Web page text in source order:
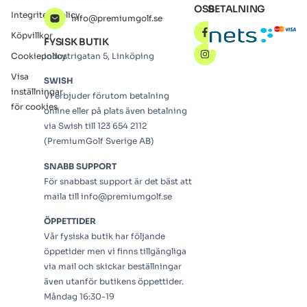
Integritetspolicy
Köpvillkor
Cookiepolicy
Visa
inställningar
för cookies
info@premiumgolf.se
FYSISK BUTIK
Industrigatan 5, Linköping
SWISH
Vi erbjuder förutom betalning
online eller på plats även betalning
via Swish till 123 654 2112
(PremiumGolf Sverige AB)
SNABB SUPPORT
För snabbast support är det bäst att
maila till info@premiumgolf.se
ÖPPETTIDER
Vår fysiska butik har följande
öppetider men vi finns tillgängliga
via mail och skickar beställningar
även utanför butikens öppettider.
Måndag 16:30-19
OSSBETALNING